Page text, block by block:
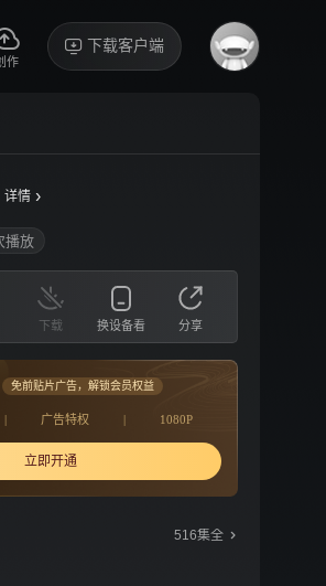
作
下载客户端
详情 ›
播放
下载 换设备看 分享
免前贴片广告，解锁会员权益
| 广告特权 | 1080P
立即开通
516集全